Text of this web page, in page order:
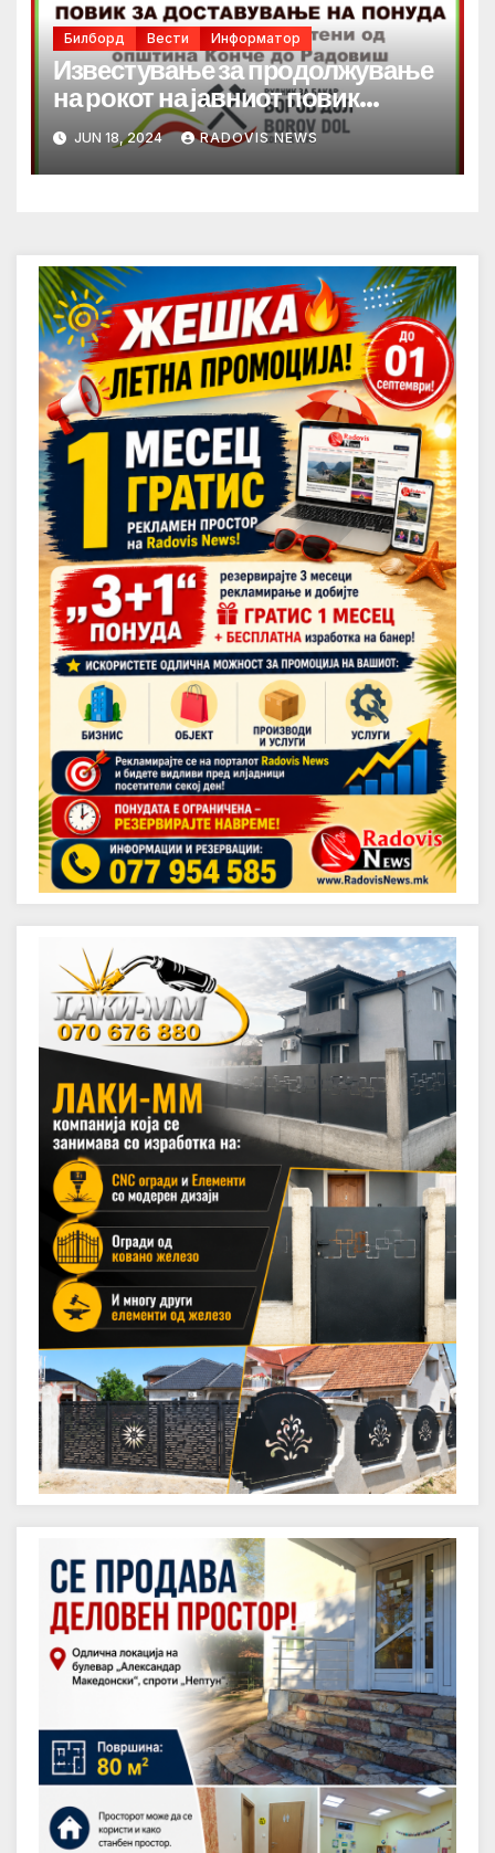
Билборд Вести Информатор
Известување за продолжување
на рокот на јавниот повик
за превоз на вработени
JUN 18, 2024 RADOVIS NEWS